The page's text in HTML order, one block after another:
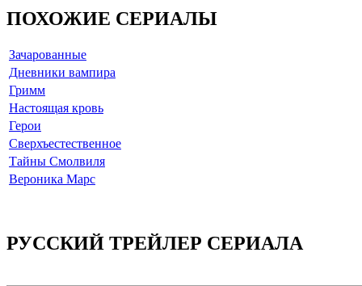
ПОХОЖИЕ СЕРИАЛЫ
Зачарованные
Дневники вампира
Гримм
Настоящая кровь
Герои
Сверхъестественное
Тайны Смолвиля
Вероника Марс
РУССКИЙ ТРЕЙЛЕР СЕРИАЛА